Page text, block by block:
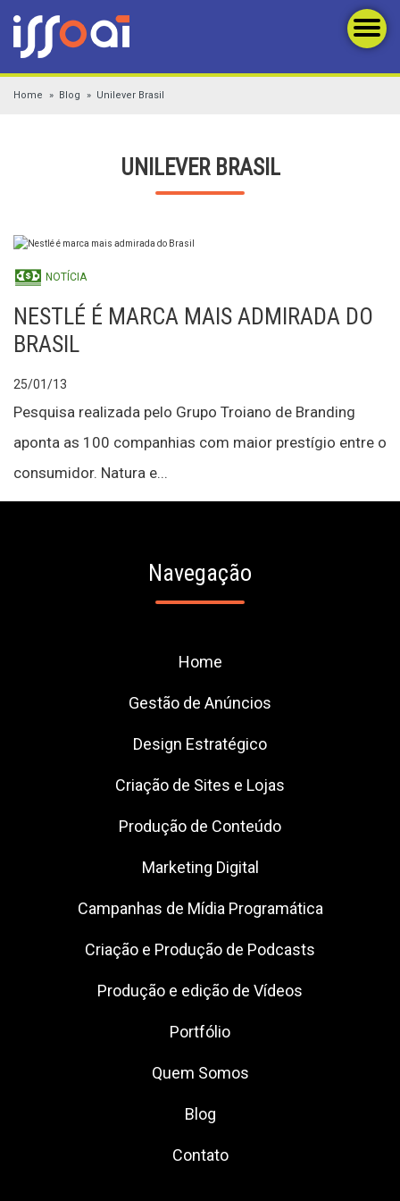
Home Blog Unilever Brasil
UNILEVER BRASIL
NOTÍCIA
NESTLÉ É MARCA MAIS ADMIRADA DO
BRASIL
25/01/13
Pesquisa realizada pelo Grupo Troiano de Branding
aponta as 100 companhias com maior prestígio entre o
consumidor. Natura e...
Navegação
Home
Gestão de Anúncios
Design Estratégico
Criação de Sites e Lojas
Produção de Conteúdo
Marketing Digital
Campanhas de Mídia Programática
Criação e Produção de Podcasts
Produção e edição de Vídeos
Portfólio
Quem Somos
Blog
Contato